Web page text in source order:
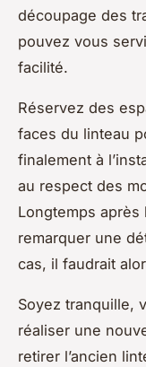
découpage des
pouvez vous
facilité.
Réservez des
faces du linteau
finalement à
au respect des
Longtemps après
remarquer une
cas, il faudrait
Soyez tranquille,
réaliser une
retirer l’ancien